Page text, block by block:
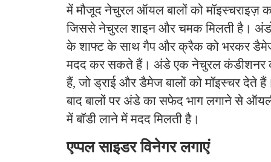
में मौजूद नेचुरल ऑयल बालों को मॉइस्चराइज़
जिससे नेचुरल शाइन और चमक मिलती है। अंडों
के शाफ्ट के साथ गैप और क्रैक को भरकर डैमेज
मदद कर सकते हैं। अंडे एक नेचुरल कंडीशनर
हैं, जो ड्राई और डैमेज बालों को मॉइस्चर देते
बाद बालों पर अंडे का सफेद भाग लगाने से
में बॉडी लाने में मदद मिलती है।
एप्पल साइडर विनेगर लगाएं